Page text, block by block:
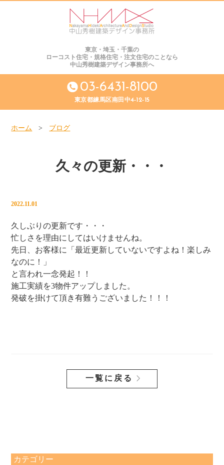
東京・埼玉・千葉の
ローコスト住宅・規格住宅・注文住宅のことなら
中山秀樹建築デザイン事務所へ
03-6431-8100
東京都練馬区南田中4-12-15
ホーム > ブログ
久々の更新・・・
2022.11.01
久しぶりの更新です・・・
忙しさを理由にしてはいけませんね。
先日、お客様に「最近更新していないですよね！楽しみ
なのに！」
と言われ一念発起！！
施工実績を3物件アップしました。
発破を掛けて頂き有難うございました！！！
一覧に戻る
カテゴリー